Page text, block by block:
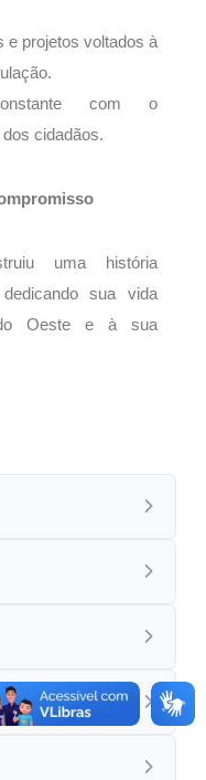
e projetos voltados à
com o
cidadãos.
uma história
sua vida
Oeste e à sua